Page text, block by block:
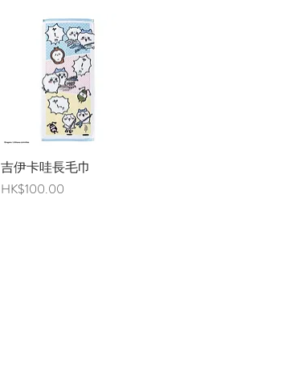
快速瀏覽
吉伊卡哇長毛巾
價格
HK$100.00